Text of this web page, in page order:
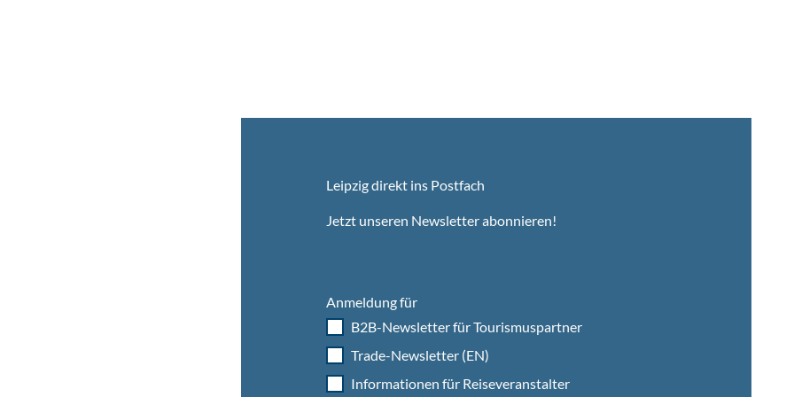
Leipzig direkt ins Postfach
Jetzt unseren Newsletter abonnieren!
Anmeldung für
B2B-Newsletter für Tourismuspartner
Trade-Newsletter (EN)
Informationen für Reiseveranstalter